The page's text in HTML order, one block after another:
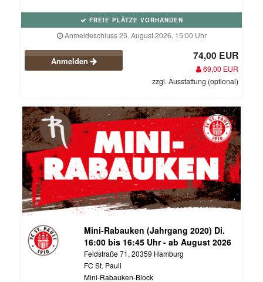
FREIE PLÄTZE VORHANDEN
Anmeldeschluss 25. August 2026, 15:00 Uhr
Anmelden 74,00 EUR
69,00 EUR
zzgl. Ausstattung (optional)
Mini-Rabauken (Jahrgang 2020) Di.
16:00 bis 16:45 Uhr - ab August 2026
Feldstraße 71, 20359 Hamburg
FC St. Pauli
Mini-Rabauken-Block